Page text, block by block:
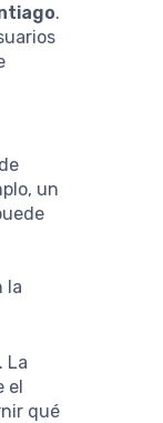
.
un
la
La
el
qué